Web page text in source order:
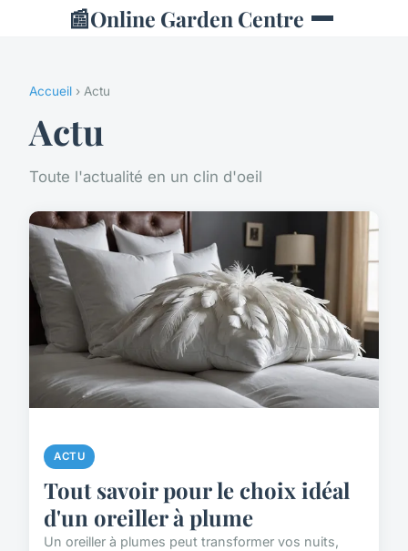
📰Online Garden Centre
Accueil › Actu
Actu
Toute l'actualité en un clin d'oeil
ACTU
Tout savoir pour le choix idéal
d'un oreiller à plume
Un oreiller à plumes peut transformer vos nuits,